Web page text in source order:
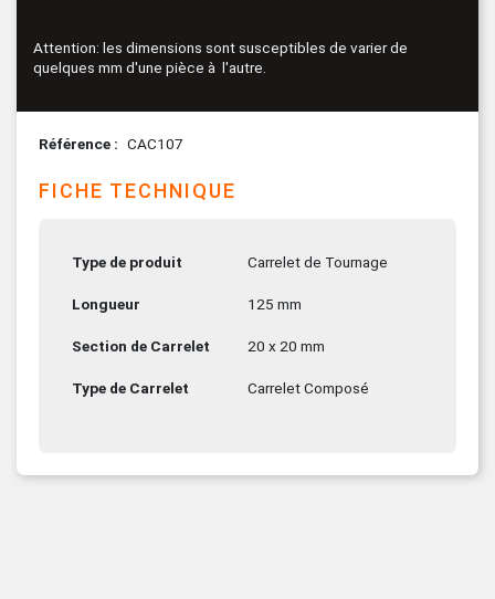
Attention: les dimensions sont susceptibles de varier de
quelques mm d'une pièce à l'autre.
Référence CAC107
FICHE TECHNIQUE
Type de produit Carrelet de Tournage
Longueur 125 mm
Section de Carrelet 20 x 20 mm
Type de Carrelet Carrelet Composé